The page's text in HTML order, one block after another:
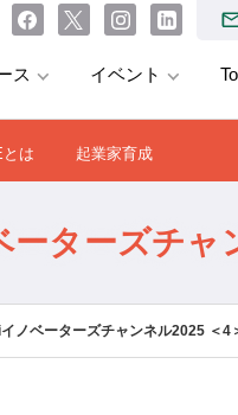
ス イベント
とは 起業家育成
ターズチャ
ノベーターズチャンネル2025 ＜4